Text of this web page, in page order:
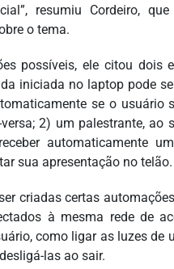
resumiu Cordeiro,
o tema.
possíveis, ele citou dois
iniciada no laptop pode
se o usuário
2) um palestrante, ao
automaticamente
sua apresentação no telão.
criadas certas
à mesma rede de
como ligar as luzes de
las ao sair.